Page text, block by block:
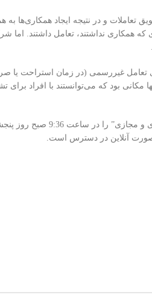
و در نتیجه ایجاد همکاری‌ها به
های حضوری همکاری داشتند، 1.6 برابر بیشتر از افرادی که همکاری نداشتند،
تعامل غیررسمی (در زمان استراحت یا
بود که می‌توانستند با افراد برای
صورت آنلاین در دسترس است.